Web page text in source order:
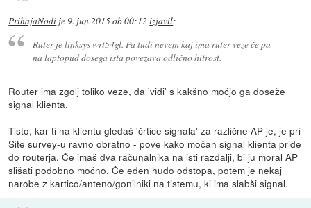
PrihajaNodi je9. jun 2015 ob 00:12 izjavil:
Ruter je linksys wrt54gl. Pa tudi nevem kaj ima ruter veze če pa
na laptopud dosega ista povezava odlično hitrost.
Router ima zgolj toliko veze, da 'vidi' s kakšno močjo ga doseže
signal klienta.
Tisto, kar ti na klientu gledaš 'črtice signala' za različne AP-je, je pri
Site survey-u ravno obratno - pove kako močan signal klienta pride
do routerja. Če imaš dva računalnika na isti razdalji, bi ju moral AP
slišati podobno močno. Če eden hudo odstopa, potem je nekaj
narobe z kartico/anteno/gonilniki na tistemu, ki ima slabši signal.